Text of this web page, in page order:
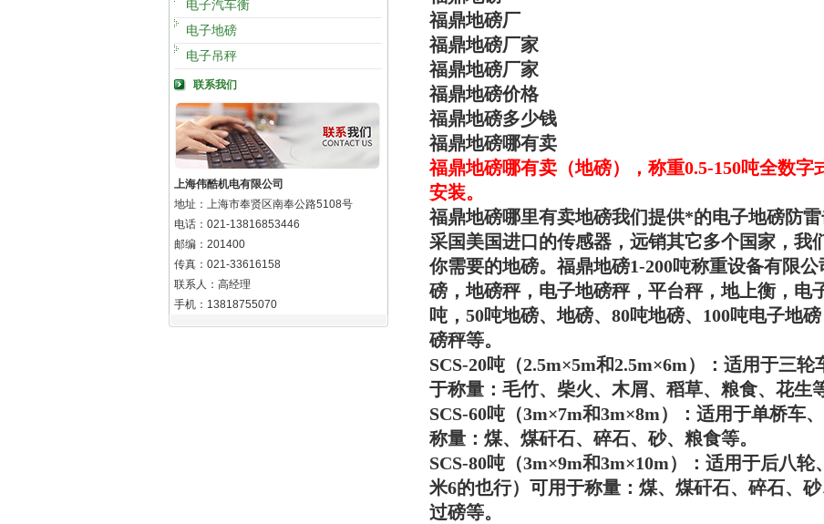
电子汽车衡
电子地磅
电子吊秤
联系我们
上海伟酷机电有限公司
地址：上海市奉贤区南奉公路5108号
电话：021-13816853446
邮编：201400
传真：021-33616158
联系人：高经理
手机：13818755070
福鼎地磅厂
福鼎地磅厂家
福鼎地磅厂家
福鼎地磅价格
福鼎地磅多少钱
福鼎地磅哪有卖
福鼎地磅哪有卖（地磅）
，称重0.5-150吨全数
安装。
福鼎地磅哪里有卖地磅我们提供*的电子地磅防
采国美国进口的传感器，远销其它多个国家，我
你需要的地磅。福鼎地磅1-200吨称重设备有限
磅，地磅秤，电子地磅秤，平台秤，地上衡，电
吨，50吨地磅、地磅、80吨地磅、100吨电子地
磅秤等。
SCS-20吨（2.5m×5m和2.5m×6m）：适用于三
于称量：毛竹、柴火、木屑、稻草、粮食、花生
SCS-60吨（3m×7m和3m×8m）：适用于单桥车
称量：煤、煤矸石、碎石、砂、粮食等。
SCS-80吨（3m×9m和3m×10m）：适用于后八
米6的也行）可用于称量：煤、煤矸石、碎石、
过磅等。